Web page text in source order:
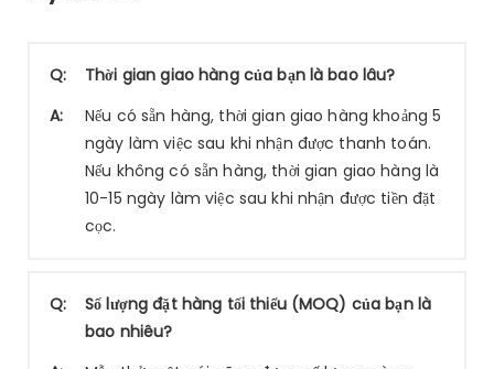
Q:
Thời gian giao hàng của bạn là bao lâu?
A:
Nếu có sẵn hàng, thời gian giao hàng khoảng 5
ngày làm việc sau khi nhận được thanh toán.
Nếu không có sẵn hàng, thời gian giao hàng là
10-15 ngày làm việc sau khi nhận được tiền đặt
cọc.
Q:
Số lượng đặt hàng tối thiểu (MOQ) của bạn là
bao nhiêu?